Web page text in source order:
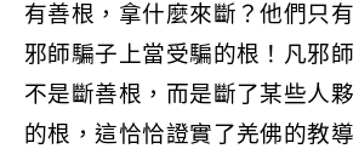
有善根，拿什麼來斷？他們只
邪師騙子上當受騙的根！凡邪
不是斷善根，而是斷了某些人
的根，這恰恰證實了羌佛的教